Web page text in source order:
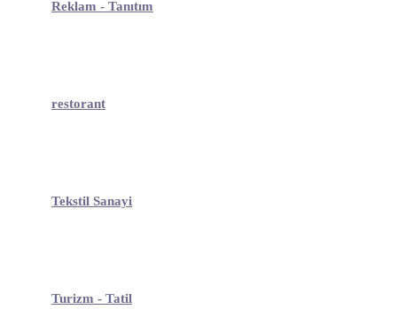
Reklam - Tanıtım
restorant
Tekstil Sanayi
Turizm - Tatil